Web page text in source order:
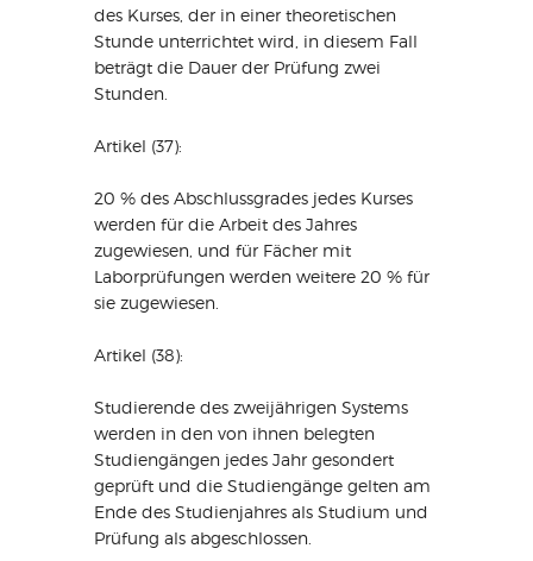
des Kurses, der in einer theoretischen
Stunde unterrichtet wird, in diesem Fall
beträgt die Dauer der Prüfung zwei
Stunden.
Artikel (37):
20 % des Abschlussgrades jedes Kurses
werden für die Arbeit des Jahres
zugewiesen, und für Fächer mit
Laborprüfungen werden weitere 20 % für
sie zugewiesen.
Artikel (38):
Studierende des zweijährigen Systems
werden in den von ihnen belegten
Studiengängen jedes Jahr gesondert
geprüft und die Studiengänge gelten am
Ende des Studienjahres als Studium und
Prüfung als abgeschlossen.